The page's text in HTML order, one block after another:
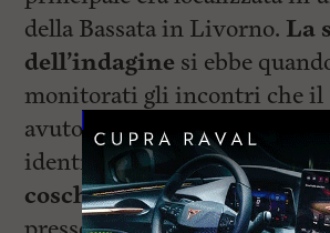
della Bassata in Livorno. La
dell’indagine si ebbe
monitorati gli incontri che il
avuto con alcuni soggetti,
identificati come i
cosche di ‘ndrangheta in